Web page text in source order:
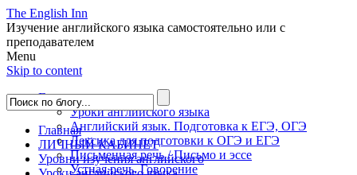
The English Inn
Изучение английского языка самостоятельно или с
преподавателем
Menu
Skip to content
Главная
Уроки английского языка
Английский язык. Подготовка к ЕГЭ, ОГЭ
Лексика для подготовки к ОГЭ и ЕГЭ
Письменная речь / Письмо и эссе
Устная речь. Говорение
Главная
ЛИЧНЫЙ КАБИНЕТ
Уровни изучения английского